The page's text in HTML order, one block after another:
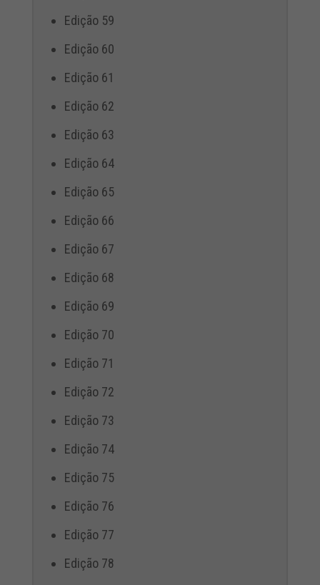
Edição 59
Edição 60
Edição 61
Edição 62
Edição 63
Edição 64
Edição 65
Edição 66
Edição 67
Edição 68
Edição 69
Edição 70
Edição 71
Edição 72
Edição 73
Edição 74
Edição 75
Edição 76
Edição 77
Edição 78